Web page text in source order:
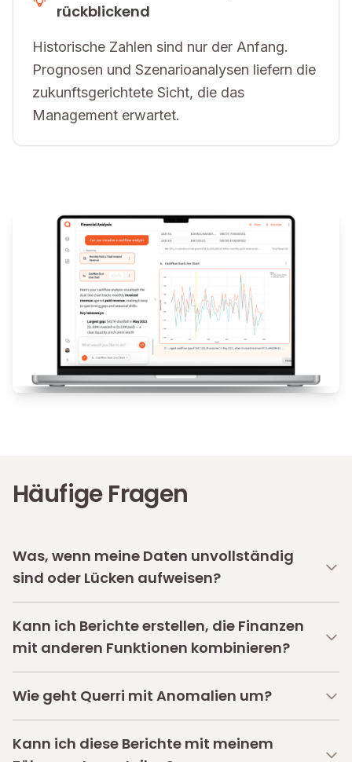
rückblickend
Historische Zahlen sind nur der Anfang.
Prognosen und Szenarioanalysen liefern die
zukunftsgerichtete Sicht, die das
Management erwartet.
Häufige Fragen
Was, wenn meine Daten unvollständig
sind oder Lücken aufweisen?
Kann ich Berichte erstellen, die Finanzen
mit anderen Funktionen kombinieren?
Wie geht Querri mit Anomalien um?
Kann ich diese Berichte mit meinem